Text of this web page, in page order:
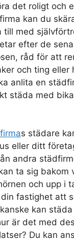
det roligt och
kan du
till med
efter de
råd för att
och ting eller
anlita en
städa med
s städare
eller ditt
andra
ta sig bakom
och upp i
fastighet att
kan
är det med
Du kan